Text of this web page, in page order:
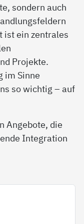
sondern auch
ist ein zentrales
Projekte.
im Sinne
so wichtig – auf
Angebote, die
Integration